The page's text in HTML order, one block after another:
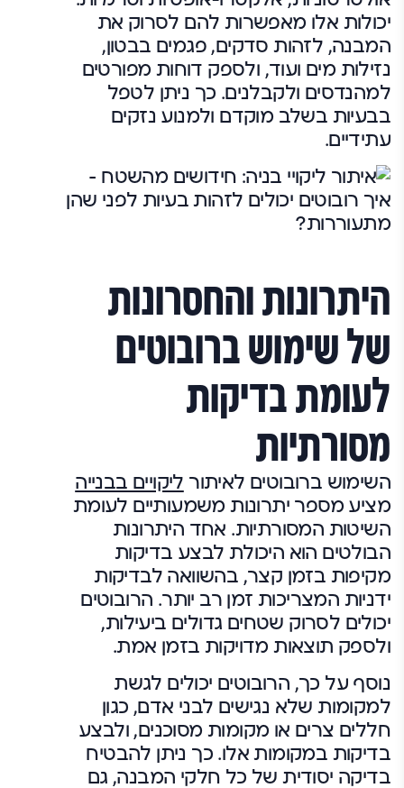
יכולות אלו מאפשרות להם לסרוק את
המבנה, לזהות סדקים, פגמים בבטון,
נזילות מים ועוד, ולספק דוחות מפורטים
למהנדסים ולקבלנים. כך ניתן לטפל
בבעיות בשלב מוקדם ולמנוע נזקים
עתידיים.
היתרונות והחסרונות
של שימוש ברובוטים
לעומת בדיקות
מסורתיות
השימוש ברובוטים לאיתור ליקויים בבנייה
מציע מספר יתרונות משמעותיים לעומת
השיטות המסורתיות. אחד היתרונות
הבולטים הוא היכולת לבצע בדיקות
מקיפות בזמן קצר, בהשוואה לבדיקות
ידניות המצריכות זמן רב יותר. הרובוטים
יכולים לסרוק שטחים גדולים ביעילות,
ולספק תוצאות מדויקות בזמן אמת.
נוסף על כך, הרובוטים יכולים לגשת
למקומות שלא נגישים לבני אדם, כגון
חללים צרים או מקומות מסוכנים, ולבצע
בדיקות במקומות אלו. כך ניתן להבטיח
בדיקה יסודית של כל חלקי המבנה, גם